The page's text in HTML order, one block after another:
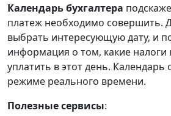
Календарьбухгалтера
платеж необходимо совершить.
выбрать интересующую дату, и
информация о том, какие
уплатить в этот день. Календарь
режиме реального времени.
Полезные сервисы: